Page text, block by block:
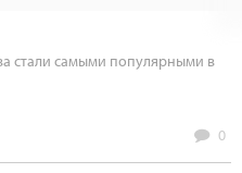
стали самыми популярными в
0